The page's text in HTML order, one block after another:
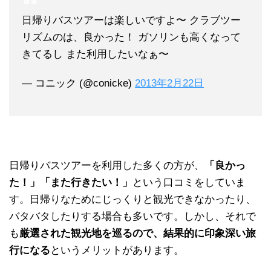
日帰りバスツアーは楽しいですよ〜 クラブツー
リズムのは、良かった！ ガソリンも高くなって
きてるし また利用したいなぁ〜
— コニック (@conicke) 2013年2月22日
日帰りバスツアーを利用した多くの方が、
「良かっ
た！」「また行きたい！」
という口コミをしていま
す。日帰りなためにじっくりと観光できなかったり、
バタバタしたりする場合も多いです。しかし、それで
も厳選された観光地を巡るので、結果的に印象深い旅
行になる というメリットがあります。